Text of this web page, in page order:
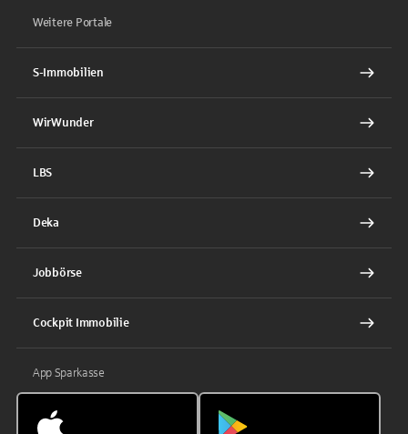
Weitere Portale
S-Immobilien
WirWunder
LBS
Deka
Jobbörse
Cockpit Immobilie
App Sparkasse